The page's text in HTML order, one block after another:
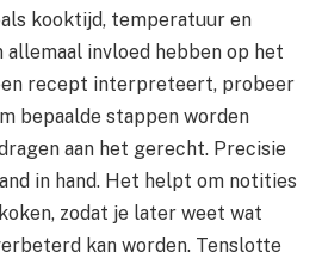
kooktijd, temperatuur en
allemaal invloed hebben op het
recept interpreteert, probeer
bepaalde stappen worden
aan het gerecht. Precisie
in hand. Het helpt om notities
zodat je later weet wat
kan worden. Tenslotte